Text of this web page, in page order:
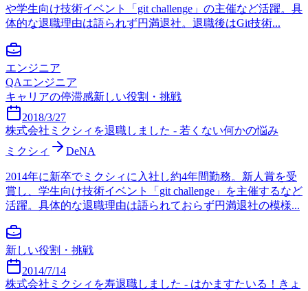
や学生向け技術イベント「git challenge」の主催など活躍。具
体的な退職理由は語られず円満退社。退職後はGit技術...
エンジニア
QAエンジニア
キャリアの停滞感新しい役割・挑戦
2018/3/27
株式会社ミクシィを退職しました - 若くない何かの悩み
ミクシィ
DeNA
2014年に新卒でミクシィに入社し約4年間勤務。新人賞を受
賞し、学生向け技術イベント「git challenge」を主催するなど
活躍。具体的な退職理由は語られておらず円満退社の模様...
新しい役割・挑戦
2014/7/14
株式会社ミクシィを寿退職しました - はかますたいる！きょ